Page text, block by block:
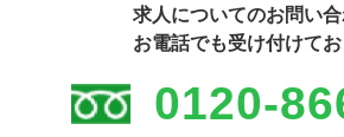
求人についてのお問い
お電話でも受け付けて
0120-